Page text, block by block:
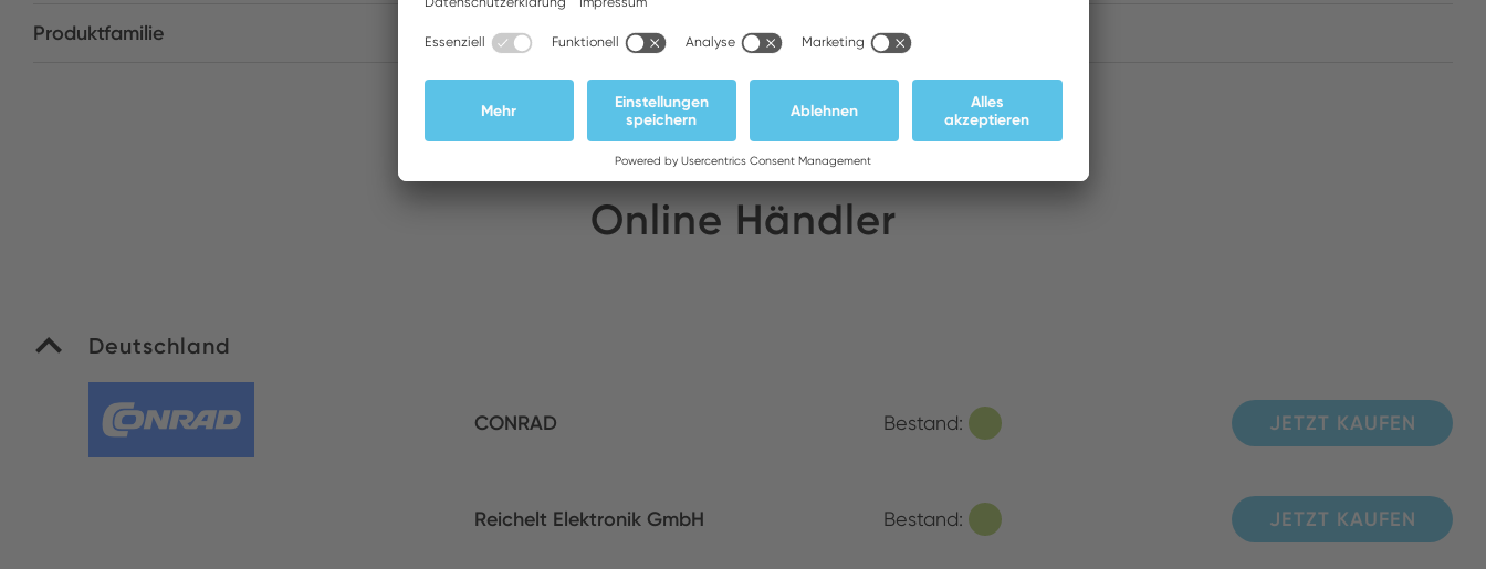
Produktfamilie SMART RTWMS Entlötpinzetten
Online Händler
Deutschland
CONRAD Bestand: JETZT KAUFEN
Reichelt Elektronik GmbH Bestand: JETZT KAUFEN